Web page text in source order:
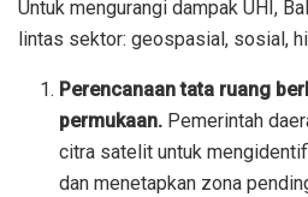
Untuk mengurangi dampak UHI,
lintas sektor: geospasial, sosial,
Perencanaan tata ruang
permukaan. Pemerintah
citra satelit untuk
dan menetapkan zona